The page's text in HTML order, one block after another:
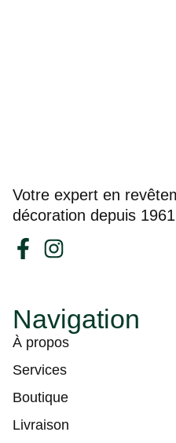
Votre expert en
décoration depuis
Navigation
À propos
Services
Boutique
Livraison